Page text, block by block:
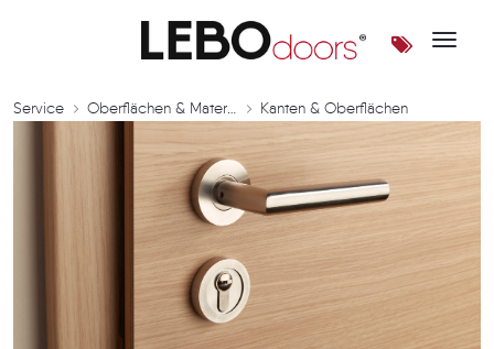
Toggle
Kanten & Oberflächen |
Service Oberflächen & Materialien Kanten & Oberflächen